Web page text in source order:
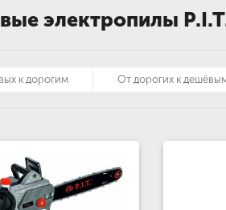
электропилы
к дорогим От дорогих к